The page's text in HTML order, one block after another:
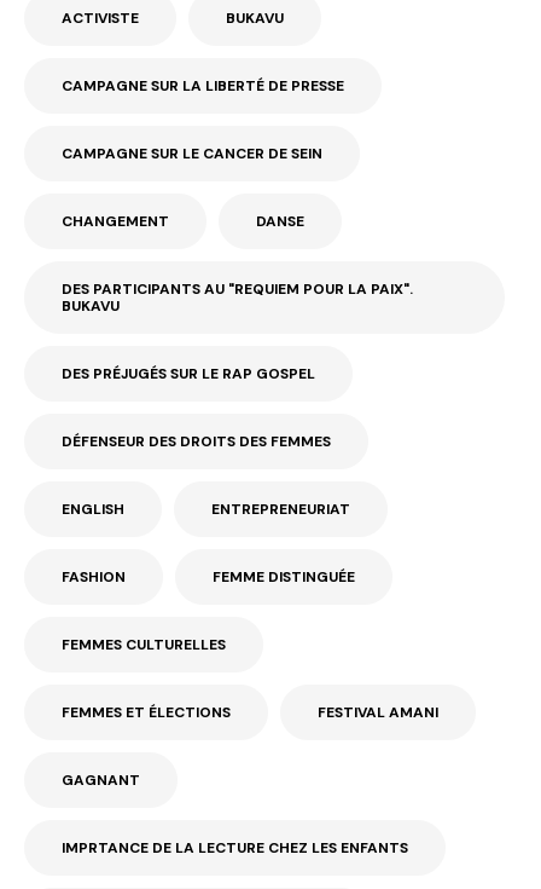
ACTIVISTE BUKAVU
CAMPAGNE SUR LA LIBERTÉ DE PRESSE
CAMPAGNE SUR LE CANCER DE SEIN
CHANGEMENT DANSE
DES PARTICIPANTS AU "REQUIEM POUR LA PAIX".
BUKAVU
DES PRÉJUGÉS SUR LE RAP GOSPEL
DÉFENSEUR DES DROITS DES FEMMES
ENGLISH ENTREPRENEURIAT
FASHION FEMME DISTINGUÉE
FEMMES CULTURELLES
FEMMES ET ÉLECTIONS FESTIVAL AMANI
GAGNANT
IMPRTANCE DE LA LECTURE CHEZ LES ENFANTS